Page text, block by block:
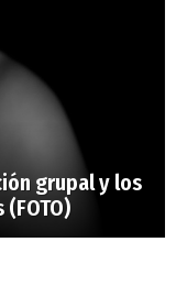
grupal y los